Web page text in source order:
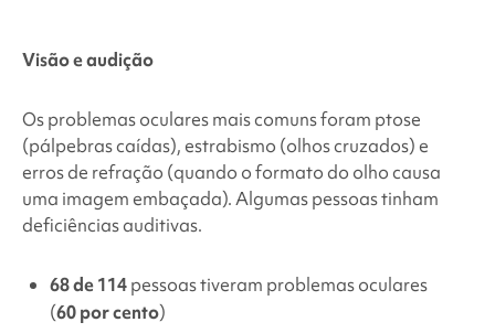
Visão e audição
Os problemas oculares mais comuns foram ptose
(pálpebras caídas), estrabismo (olhos cruzados) e
erros de refração (quando o formato do olho causa
uma imagem embaçada). Algumas pessoas tinham
deficiências auditivas.
68 de 114pessoas tiveram problemas oculares
(60 por cento)